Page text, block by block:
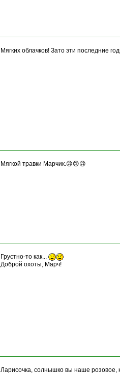
Мягких облачков! Зато эти последние
Мягкой травки Марчик.😢😢😢
Грустно-то как...
Доброй охоты, Марч!
Ларисочка, солнышко вы наше розовое,